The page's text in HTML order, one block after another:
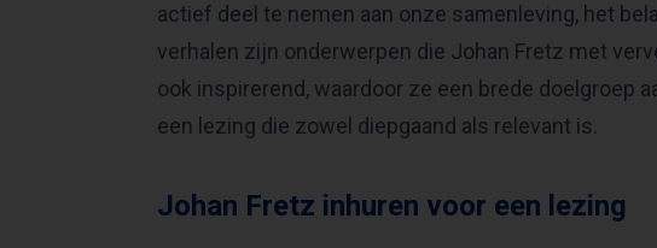
actief deel te nemen aan onze samenleving, het
verhalen zijn onderwerpen die Johan Fretz met
ook inspirerend, waardoor ze een brede doelgroep
een lezing die zowel diepgaand als relevant is.
Johan Fretz inhuren voor een lezing